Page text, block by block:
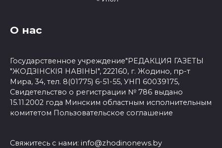
О нас
Государственное учреждение"РЕДАКЦИЯ ГАЗЕТЫ
"ЖОДЗІНСКІЯ НАВІНЫ", 222160, г. Жодино, пр-т
Мира, 34, тел. 8(01775) 6-51-55, УНП 60039175,
Свидетельство о регистрации № 786 выдано
15.11.2002 года Минским областным исполнительным
комитетом Пользовательское соглашение
Свяжитесь с нами: info@zhodinonews.by